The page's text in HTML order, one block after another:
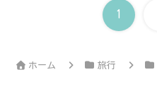
1
ホーム 旅行